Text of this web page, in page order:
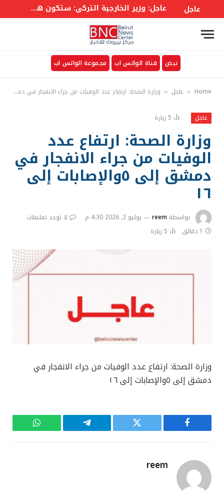
عاجل عاجل: وزير الخارجية التركي: ستكون هناك لجنة وزارية في إطار الاتفاق على غرار حلف الأطلسي إلى جانب أمانة عامة
نبض قناة الواتس اب مجموعة الواتس اب
Home
» عاجل » وزارة الصحة: ارتفاع عدد الوفيات من جراء الانفجار في دمشق إلى ٥والإصابات إلى ١٦
عاجل 5 زيارة
وزارة الصحة: ارتفاع عدد
الوفيات من جراء الانفجار في
دمشق إلى ٥والإصابات إلى
١٦
بواسطة reem يوليو 2, 2026 4:30 م
لا توجد تعليقات
1 دقائق
5 زيارة
وزارة الصحة: ارتفاع عدد الوفيات من جراء الانفجار في
دمشق إلى ٥والإصابات إلى ١٦
فيسبوك تويتر تيلقرام واتساب
reem